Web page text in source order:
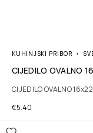
KUHINJSKI PRIBOR
CIJEDILO OVALNO
CIJEDILO OVALNO
€5.40